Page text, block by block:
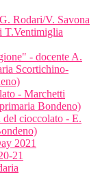
Rodari/V. Savona
T.Ventimiglia
- docente A.
Scortichino-
- Marchetti
Bondeno)
cioccolato - E.
2021
21